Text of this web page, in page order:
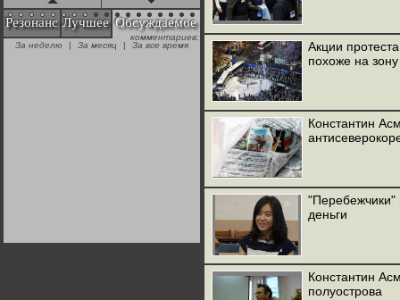
"Аркадий Коц" на
эгалите-фесте "Не
Резонанс Лучшее Обсуждаемое
комментариев:
За неделю
| За месяц | За все время
Акции
похоже на
Константин
"Перебежчики"
деньги
Константин
полуострова